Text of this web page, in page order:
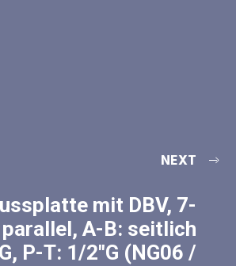
NEXT
mit DBV, 7-
A-B: seitlich
P-T: 1/2″G (NG06 /